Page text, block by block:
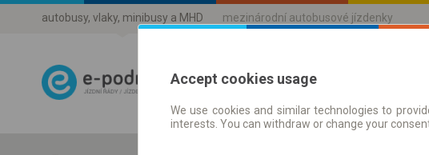
autobusy, vlaky, minibusy a MHD mezinárodní autobusové jízdenky
Jízdni řády a jízdenky
Accept cookies usage
We use cookies and similar technologies to
interests. You can withdraw or change your